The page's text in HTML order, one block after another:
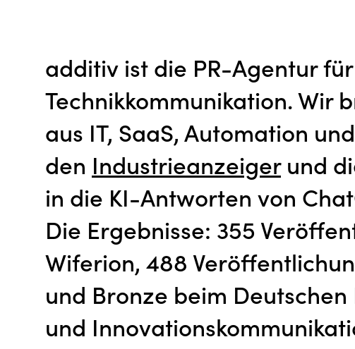
additiv ist die PR-Agentur
Technikkommunikation. Wir
aus IT, SaaS, Automation
den Industrieanzeigerund
in die KI-Antworten von
Die Ergebnisse: 355
Wiferion, 488
und Bronze beim
und